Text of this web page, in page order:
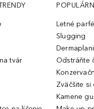
tvár
Letné
Slugging
Odstráňte
Zväčšite si
Kamene